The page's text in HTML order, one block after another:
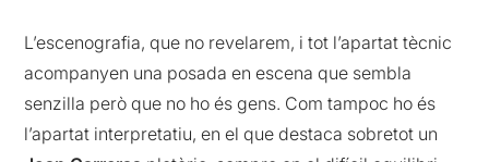
L’escenografia, que no revelarem, i tot l’apartat tècnic
acompanyen una posada en escena que sembla
senzilla però que no ho és gens. Com tampoc ho és
l’apartat interpretatiu, en el que destaca sobretot un